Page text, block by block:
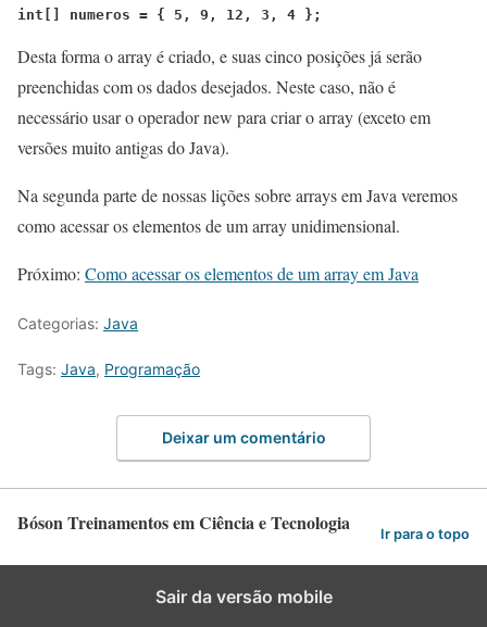
int[] numeros = { 5, 9, 12, 3, 4 };
Desta forma o array é criado, e suas cinco posições já serão
preenchidas com os dados desejados. Neste caso, não é
necessário usar o operador new para criar o array (exceto em
versões muito antigas do Java).
Na segunda parte de nossas lições sobre arrays em Java veremos
como acessar os elementos de um array unidimensional.
Próximo: Como acessar os elementos de um array em Java
Categorias: Java
Tags: Java, Programação
Deixar um comentário
Bóson Treinamentos em Ciência e Tecnologia Ir para o topo
Sair da versão mobile